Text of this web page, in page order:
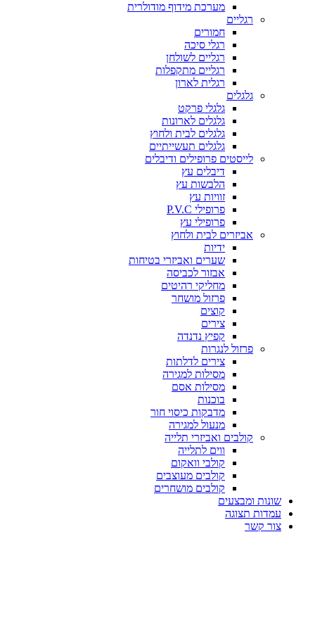
מערכת מידוף מודולרית
רגליים
חמורים
רגלי סיכה
רגליים לשולחן
רגליים מתקפלות
רגלית לארון
גלגלים
גלגלי פרקט
גלגלים לארונות
גלגלים לבית ולחוץ
גלגלים תעשייתיים
לייסטים פרופילים ודיבלים
דיבלים עץ
הלבשות עץ
זוויות עץ
פרופילי P.V.C
פרופילי עץ
אביזרים לבית ולחוץ
ידיות
שערים ואביזרי בטיחות
אבזור לכביסה
מחליקי רהיטים
פרזול מושחר
קוצים
צירים
קפיץ נדנדה
פרזול לנגרות
צירים לדלתות
מסילות למגירה
מסילות אסם
בוכנות
מדבקות כיסוי חור
מנעול למגירה
קולבים ואביזרי תלייה
ווים לתלייה
קולבי וואקום
קולבים מעוצבים
קולבים מושחרים
שונות ומבצעים
עמדות תצוגה
צור קשר